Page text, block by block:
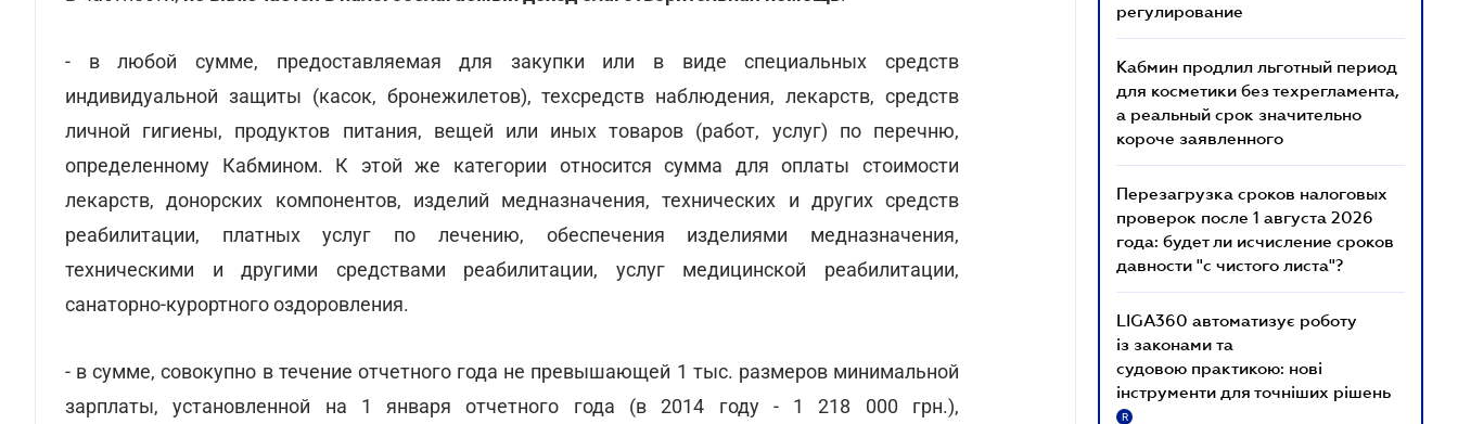
- в любой сумме, предоставляемая для закупки или в виде специальных средств
индивидуальной защиты (касок, бронежилетов), техсредств наблюдения, лекарств, средств
личной гигиены, продуктов питания, вещей или иных товаров (работ, услуг) по перечню,
определенному Кабмином. К этой же категории относится сумма для оплаты стоимости
лекарств, донорских компонентов, изделий медназначения, технических и других средств
реабилитации, платных услуг по лечению, обеспечения изделиями медназначения,
техническими и другими средствами реабилитации, услуг медицинской реабилитации,
санаторно-курортного оздоровления.
- в сумме, совокупно в течение отчетного года не превышающей 1 тыс. размеров минимальной
зарплаты, установленной на 1 января отчетного года (в 2014 году - 1 218 000 грн.),
регулирование
Кабмин продлил льготный период
для косметики без техрегламента,
а реальный срок значительно
короче заявленного
Перезагрузка сроков налоговых
проверок после 1 августа 2026
года: будет ли исчисление сроков
давности "с чистого листа"?
LIGA360 автоматизує роботу
із законами та
судовою практикою: нові
інструменти для точніших рішень
R